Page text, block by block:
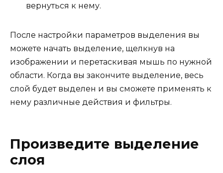
вернуться к нему.
После настройки параметров выделения вы
можете начать выделение, щелкнув на
изображении и перетаскивая мышь по нужной
области. Когда вы закончите выделение, весь
слой будет выделен и вы сможете применять к
нему различные действия и фильтры.
Произведите выделение
слоя